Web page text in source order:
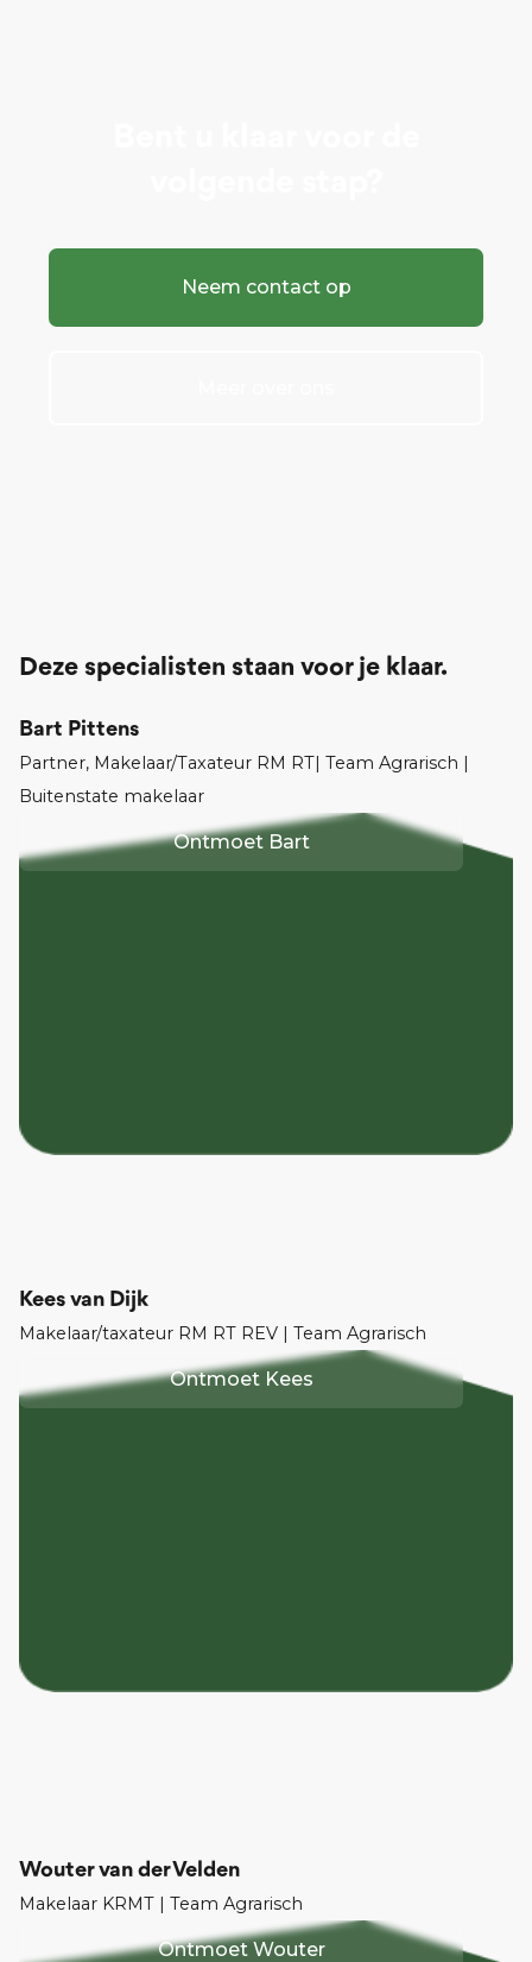
Neem contact op
Deze specialisten staan voor je klaar.
Bart Pittens
Partner, Makelaar/Taxateur RM RT| Team Agrarisch |
Buitenstate makelaar
Ontmoet Bart
Kees van Dijk
Makelaar/taxateur RM RT REV | Team Agrarisch
Ontmoet Kees
Wouter van der Velden
Makelaar KRMT | Team Agrarisch
Ontmoet Wouter